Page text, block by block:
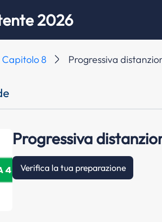
2026
Capitolo 8 Progressiva
Progressiva
Verifica la tua preparazione